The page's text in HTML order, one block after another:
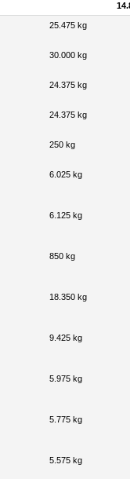
25.475 kg
30.000 kg
24.375 kg
24.375 kg
250 kg
6.025 kg
6.125 kg
850 kg
18.350 kg
9.425 kg
5.975 kg
5.775 kg
5.575 kg